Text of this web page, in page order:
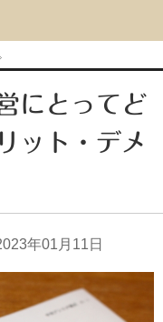
にとってど
ット・デメ
年01月11日